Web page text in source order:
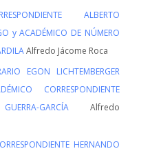
ALBERTO
y ACADÉMICO DE NÚMERO
Alfredo Jácome Roca
EGON LICHTEMBERGER
CORRESPONDIENTE
GUERRA-GARCÍAAlfredo
HERNANDO